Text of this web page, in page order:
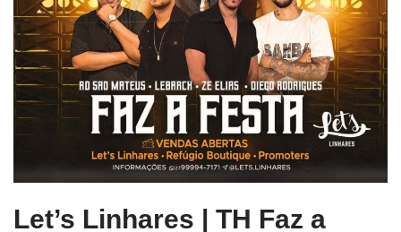
Let’s Linhares | TH Faz a